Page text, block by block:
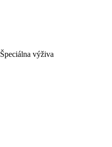
Špeciálna výživa